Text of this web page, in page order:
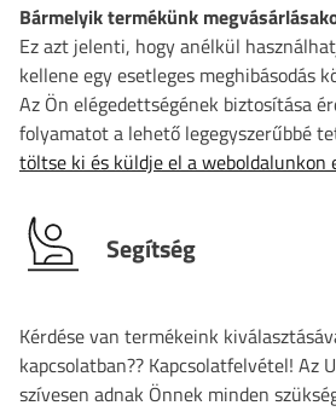
Bármelyik termékünk
Ez azt jelenti, hogy anélkül
kellene egy esetleges meghibásodás
Az Ön elégedettségének biztosítása
folyamatot a lehető legegyszerűbbé
töltse ki és küldje el a weboldalunkon
Segítség
Kérdése van termékeink
kapcsolatban?? Kapcsolatfelvétel! Az
szívesen adnak Önnek minden